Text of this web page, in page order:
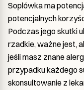
Soplówka ma
potencjalnych
Podczas jego skutki
rzadkie, ważne jest,
jeśli masz znane
przypadku każdego
skonsultowanie z